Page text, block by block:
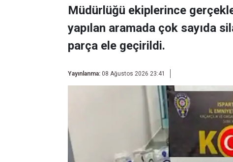
Müdürlüğü ekiplerince
yapılan aramada çok sayıda
parça ele geçirildi.
Yayınlanma: 08 Ağustos 2026 23:41